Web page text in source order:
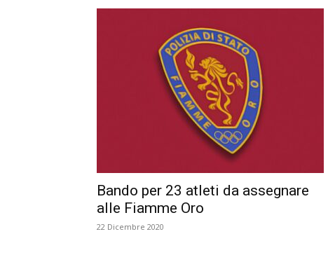
Bando per 23 atleti da assegnare
alle Fiamme Oro
22 Dicembre 2020